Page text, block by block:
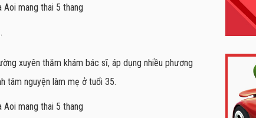
xuyên thăm khám bác sĩ, áp dụng nhiều phương
tâm nguyện làm mẹ ở tuổi 35.